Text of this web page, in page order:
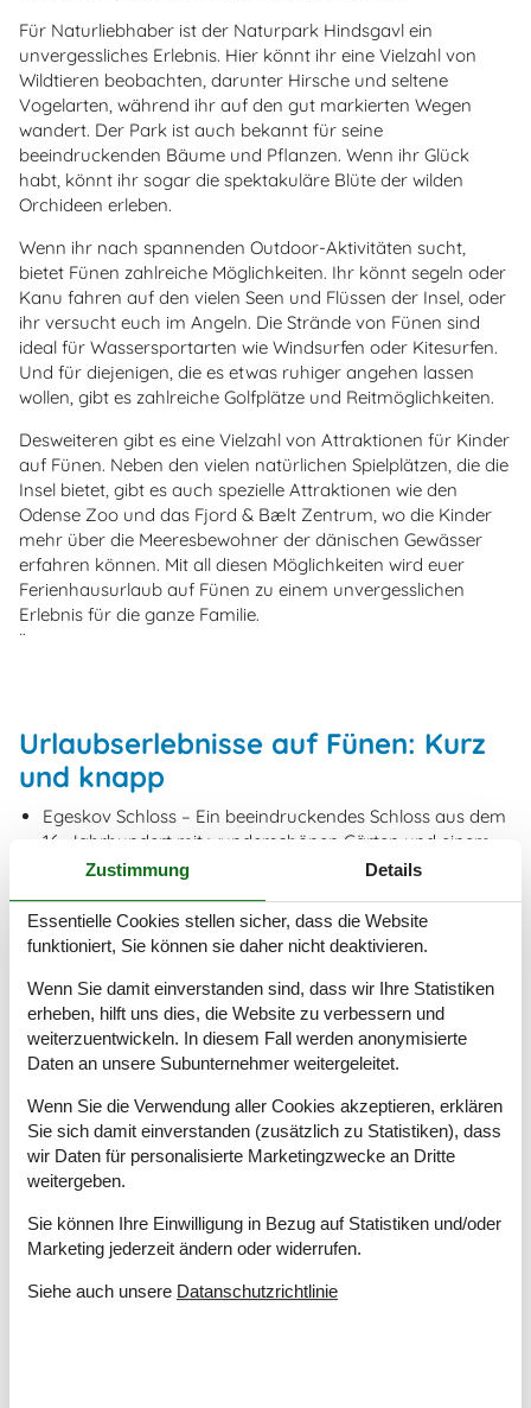
Für Naturliebhaber ist der Naturpark Hindsgavl ein
unvergessliches Erlebnis. Hier könnt ihr eine Vielzahl von
Wildtieren beobachten, darunter Hirsche und seltene
Vogelarten, während ihr auf den gut markierten Wegen
wandert. Der Park ist auch bekannt für seine
beeindruckenden Bäume und Pflanzen. Wenn ihr Glück
habt, könnt ihr sogar die spektakuläre Blüte der wilden
Orchideen erleben.
Wenn ihr nach spannenden Outdoor-Aktivitäten sucht,
bietet Fünen zahlreiche Möglichkeiten. Ihr könnt segeln oder
Kanu fahren auf den vielen Seen und Flüssen der Insel, oder
ihr versucht euch im Angeln. Die Strände von Fünen sind
ideal für Wassersportarten wie Windsurfen oder Kitesurfen.
Und für diejenigen, die es etwas ruhiger angehen lassen
wollen, gibt es zahlreiche Golfplätze und Reitmöglichkeiten.
Desweiteren gibt es eine Vielzahl von Attraktionen für Kinder
auf Fünen. Neben den vielen natürlichen Spielplätzen, die die
Insel bietet, gibt es auch spezielle Attraktionen wie den
Odense Zoo und das Fjord & Bælt Zentrum, wo die Kinder
mehr über die Meeresbewohner der dänischen Gewässer
erfahren können. Mit all diesen Möglichkeiten wird euer
Ferienhausurlaub auf Fünen zu einem unvergesslichen
Erlebnis für die ganze Familie.
¨
Urlaubserlebnisse auf Fünen: Kurz
und knapp
Egeskov Schloss – Ein beeindruckendes Schloss aus dem
16. Jahrhundert mit wunderschönen Gärten und einem
interessanten Automobilmuseum
Vielzahl von Tieren aus der ganzen Welt
Naturama – Ein modernes Naturgeschichtsmuseum mit
Danmarks Jernbanemuseum – Das Eisenbahnmuseum
von Dänemark, perfekt für kleine und große
Zugliebhaber
Fjord&Bælt – Ein faszinierendes Zentrum für
in ihrer natürlichen Umgebung
Hans Christian Andersen Museum – Ein Museum
gewidmet dem berühmten dänischen Schriftsteller, in
seiner Geburtsstadt Odense
Vikingemuseet Ladby – Ein Wikinger-Museum rund um
das einzige bekannte Wikingerschiffgrab in Dänemark
Keramikmuseum Grimmerhus – Ein Museum für
keramische Kunst, Design und Geschichte
Zustimmung Details
Essentielle Cookies stellen sicher, dass die Website
funktioniert, Sie können sie daher nicht deaktivieren.
Wenn Sie damit einverstanden sind, dass wir Ihre Statistiken
erheben, hilft uns dies, die Website zu verbessern und
weiterzuentwickeln. In diesem Fall werden anonymisierte
Daten an unsere Subunternehmer weitergeleitet.
Wenn Sie die Verwendung aller Cookies akzeptieren, erklären
Sie sich damit einverstanden (zusätzlich zu Statistiken), dass
wir Daten für personalisierte Marketingzwecke an Dritte
weitergeben.
Sie können Ihre Einwilligung in Bezug auf Statistiken und/oder
Marketing jederzeit ändern oder widerrufen.
Siehe auch unsere Datanschutzrichtlinie